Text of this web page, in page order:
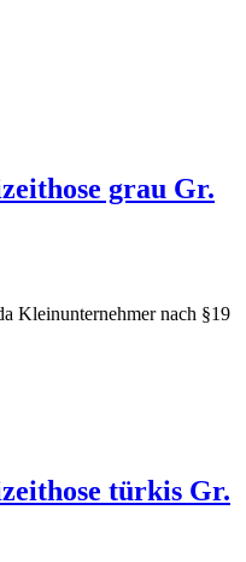
grau Gr.
Kleinunternehmer nach §19
türkis Gr.